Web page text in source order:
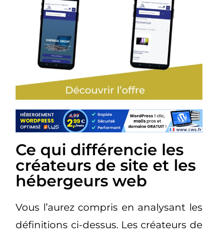
Ce qui différencie les
créateurs de site et les
hébergeurs web
Vous l’aurez compris en analysant les
définitions ci-dessus. Les créateurs de